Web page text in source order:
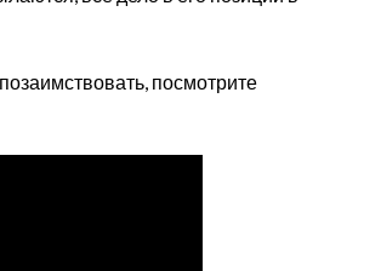
посмотрите